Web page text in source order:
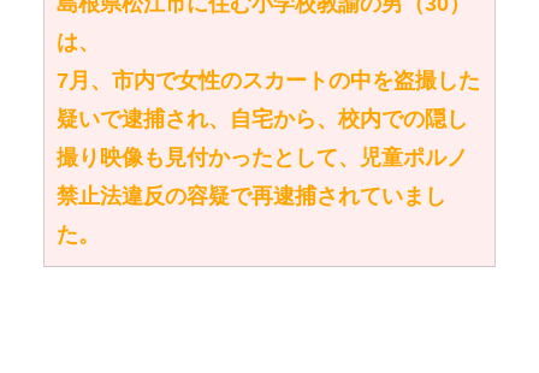
は、
7月、市内で女性のスカートの中を盗撮した
疑いで逮捕され、自宅から、校内での隠し
撮り映像も見付かったとして、児童ポルノ
禁止法違反の容疑で再逮捕されていまし
た。